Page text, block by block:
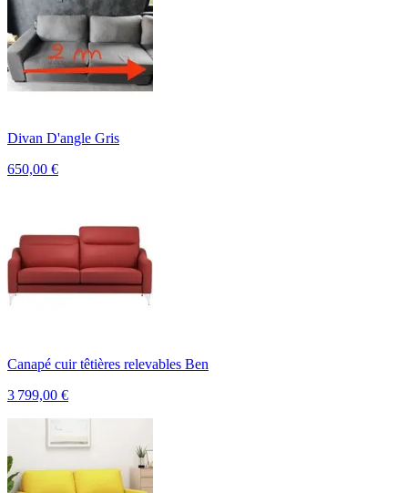
Divan D'angle Gris
650,00 €
Canapé cuir têtières relevables Ben
3 799,00 €